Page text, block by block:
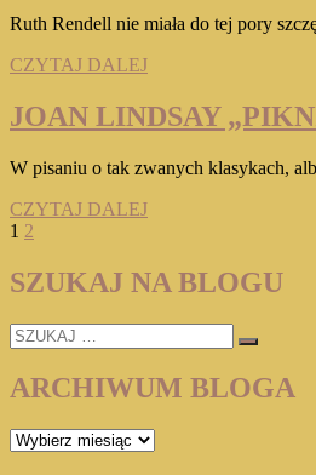
THERIAULTA”
Ruth Rendell nie miała do tej pory
CZYTAJ DALEJRUTH
„Z
NAJLEPSZYMI
ŚMIERCI”
JOAN LINDSAY
W pisaniu o tak zwanych klasykach,
CZYTAJ DALEJJOAN
POD
WISZĄCĄ
Stronicowanie
wpisów
Page
1 Page
2
SZUKAJ NA BLOGU
SZUKAJ
…
ARCHIWUM BLOGA
ARCHIWUM